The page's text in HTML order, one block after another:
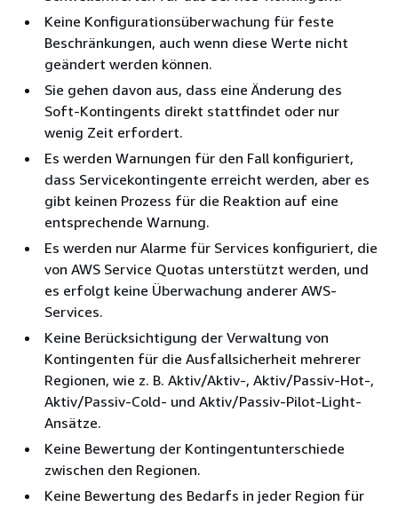
Keine Konfigurationsüberwachung für feste
Beschränkungen, auch wenn diese Werte nicht
geändert werden können.
Sie gehen davon aus, dass eine Änderung des
Soft-Kontingents direkt stattfindet oder nur
wenig Zeit erfordert.
Es werden Warnungen für den Fall konfiguriert,
dass Servicekontingente erreicht werden, aber es
gibt keinen Prozess für die Reaktion auf eine
entsprechende Warnung.
Es werden nur Alarme für Services konfiguriert, die
von AWS Service Quotas unterstützt werden, und
es erfolgt keine Überwachung anderer AWS-
Services.
Keine Berücksichtigung der Verwaltung von
Kontingenten für die Ausfallsicherheit mehrerer
Regionen, wie z. B. Aktiv/Aktiv-, Aktiv/Passiv-Hot-,
Aktiv/Passiv-Cold- und Aktiv/Passiv-Pilot-Light-
Ansätze.
Keine Bewertung der Kontingentunterschiede
zwischen den Regionen.
Keine Bewertung des Bedarfs in jeder Region für